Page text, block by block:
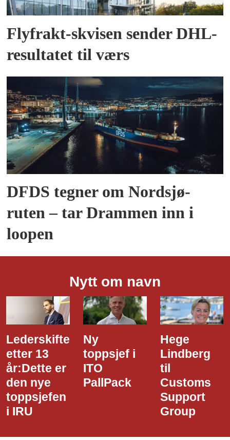
Flyfrakt-skvisen sender DHL-
resultatet til værs
DFDS tegner om Nordsjø-
ruten – tar Drammen inn i
loopen
Nytt om navn
Ny
toppsjef i
ITO
PallPack
Hege
Lindberg
til
Customs
Dette er
den nye
i Narvik
Havn